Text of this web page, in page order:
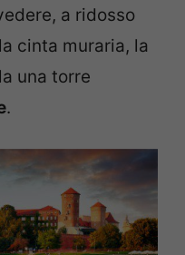
a ridosso
cinta muraria, la
una torre
.